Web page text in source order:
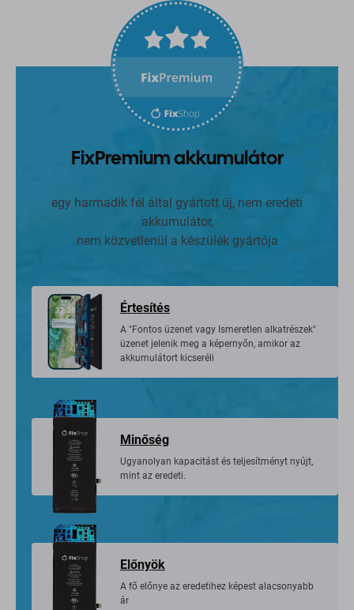
FixPremium akkumulátor
egy harmadik fél által gyártott új, nem eredeti
akkumulátor,
nem közvetlenül a készülék gyártója
Értesítés
A "Fontos üzenet vagy Ismeretlen alkatrészek"
üzenet jelenik meg a képernyőn, amikor az
akkumulátort kicseréli
Minőség
Ugyanolyan kapacitást és teljesítményt nyújt,
mint az eredeti.
Előnyök
A fő előnye az eredetihez képest alacsonyabb
ár